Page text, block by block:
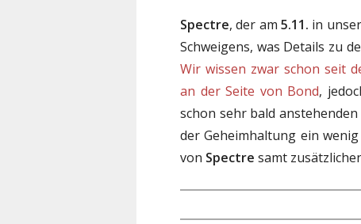
Spectre, der am 5.11. in
Schweigens, was Details zu
Wir wissen zwar schon seit
an der Seite von Bond,
schon sehr bald
der Geheimhaltung ein
von Spectre samt